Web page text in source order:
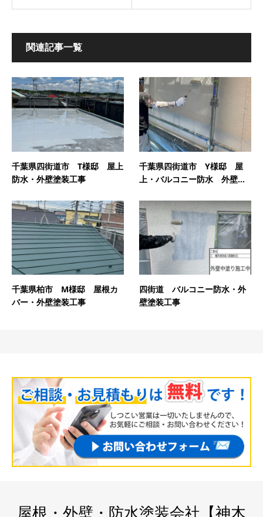
関連記事一覧
千葉県四街道市 T様邸 屋上
防水・外壁塗装工事
千葉県四街道市 Y様邸 屋
上・バルコニー防水 外壁...
千葉県柏市 M様邸 屋根カ
バー・外壁塗装工事
四街道 バルコニー防水・外
壁塗装工事
屋根・外壁・防水塗装会社【神木